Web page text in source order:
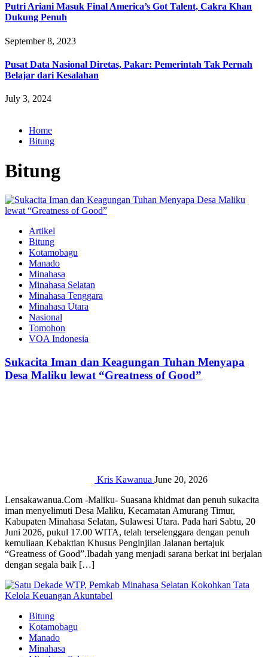
Putri Ariani Masuk Final America’s Got Talent, Cakra Khan
Dukung Penuh
September 8, 2023
Pusat Data Nasional Diretas, Pakar: Pemerintah Tak Pernah
Belajar dari Kesalahan
July 3, 2024
Home
Bitung
Bitung
Artikel
Bitung
Kotamobagu
Manado
Minahasa
Minahasa Selatan
Minahasa Tenggara
Minahasa Utara
Nasional
Tomohon
VOA Indonesia
Sukacita Iman dan Keagungan Tuhan Menyapa
Desa Maliku lewat “Greatness of Good”
Kris Kawanua June 20, 2026
‎‎Lensakawanua.Com -​Maliku- Suasana khidmat dan penuh sukacita
iman menyelimuti Desa Maliku, Kecamatan Amurang Timur,
Kabupaten Minahasa Selatan, Sulawesi Utara. Pada hari Sabtu, 20
Juni 2026, pukul 17.00 WITA, telah terselenggara dengan penuh
kemuliaan Kebaktian Khusus Penginjilan Jalanan bertajuk
“Greatness of Good”.‎‎​Ibadah yang menjadi sarana berkat ini berjalan
dengan segala baik […]
Bitung
Kotamobagu
Manado
Minahasa